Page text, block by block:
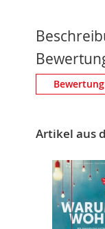
Eigene
Bewertung
Artikel aus